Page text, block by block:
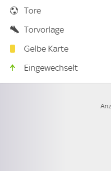
Tore
Torvorlage
Gelbe Karte
Eingewechselt